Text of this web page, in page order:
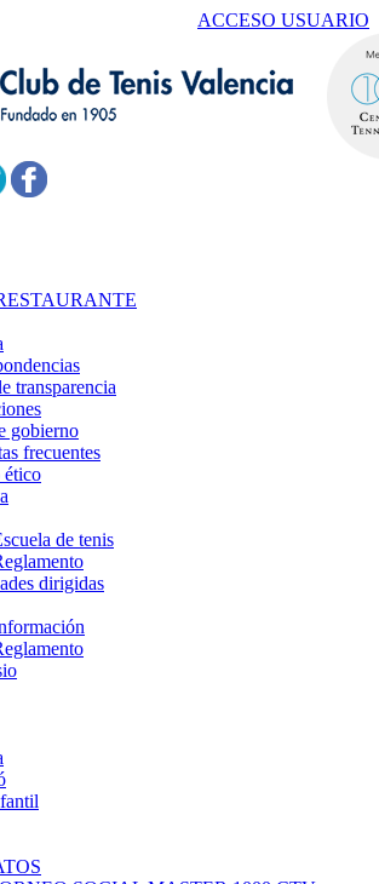
ACCESO USUARIO
transparencia
gobierno
frecuentes
ético
de tenis
dirigidas